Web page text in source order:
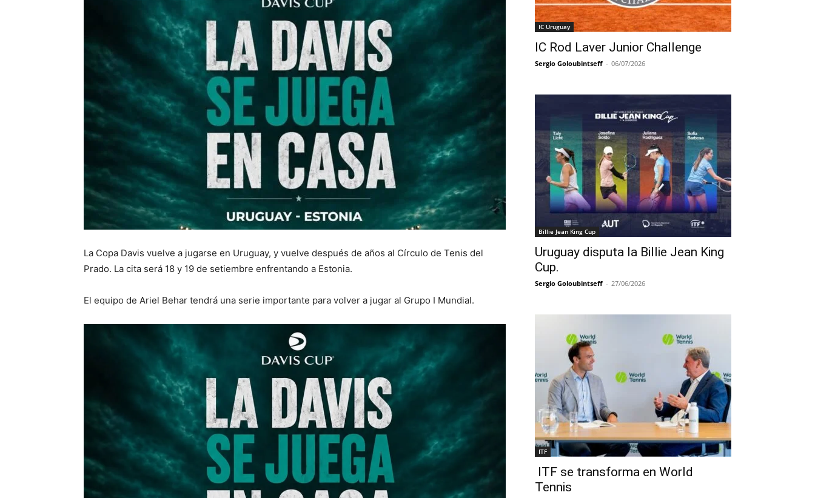
La Copa Davis vuelve a jugarse en Uruguay, y vuelve después de años al Círculo de Tenis del
Prado. La cita será 18 y 19 de setiembre enfrentando a Estonia.
El equipo de Ariel Behar tendrá una serie importante para volver a jugar al Grupo I Mundial.
IC Uruguay
IC Rod Laver Junior Challenge
Sergio Goloubintseff - 06/07/2026
Billie Jean King Cup
Uruguay disputa la Billie Jean King
Cup.
Sergio Goloubintseff - 27/06/2026
ITF
ITF se transforma en World
Tennis